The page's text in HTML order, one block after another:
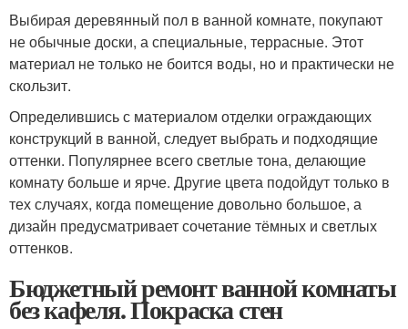
Выбирая деревянный пол в ванной комнате, покупают
не обычные доски, а специальные, террасные. Этот
материал не только не боится воды, но и практически не
скользит.
Определившись с материалом отделки ограждающих
конструкций в ванной, следует выбрать и подходящие
оттенки. Популярнее всего светлые тона, делающие
комнату больше и ярче. Другие цвета подойдут только в
тех случаях, когда помещение довольно большое, а
дизайн предусматривает сочетание тёмных и светлых
оттенков.
Бюджетный ремонт ванной комнаты
без кафеля. Покраска стен